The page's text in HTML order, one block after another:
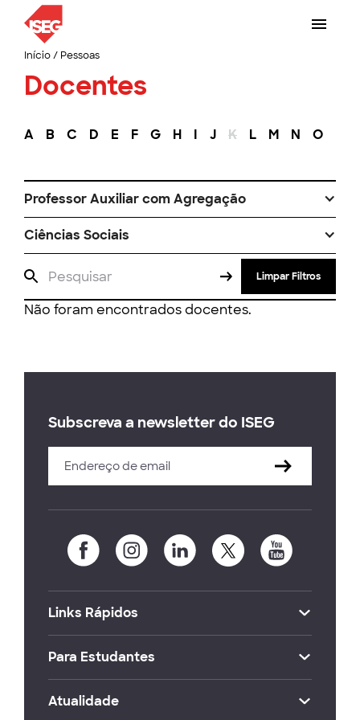
Início/ Pessoas
Docentes
A B C D E F G H I J K L M N O
Professor Auxiliar com Agregação
Ciências Sociais
Limpar Filtros
Não foram encontrados docentes.
Subscreva a newsletter do ISEG
Links Rápidos
Para Estudantes
Atualidade